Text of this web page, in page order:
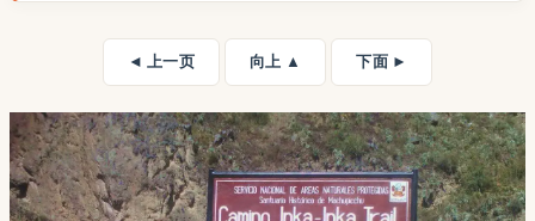
◄ 上一页 向上 ▲ 下面 ►